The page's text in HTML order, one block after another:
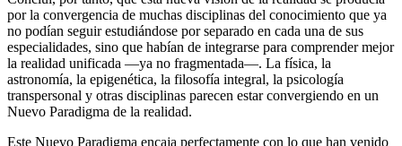
por la convergencia de muchas disciplinas del conocimiento que ya
no podían seguir estudiándose por separado en cada una de sus
especialidades, sino que habían de integrarse para comprender mejor
la realidad unificada —ya no fragmentada—. La física, la
astronomía, la epigenética, la filosofía integral, la psicología
transpersonal y otras disciplinas parecen estar convergiendo en un
Nuevo Paradigma de la realidad.
Este Nuevo Paradigma encaja perfectamente con lo que han venido